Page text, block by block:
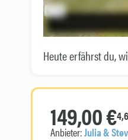
Heute erfährst du,
149,00 €4,6
Anbieter:Julia &